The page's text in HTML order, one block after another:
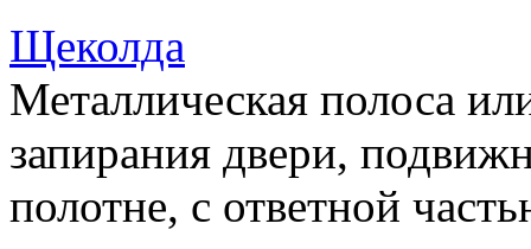
Щеколда
Металлическая полоса
запирания двери,
полотне, с ответной